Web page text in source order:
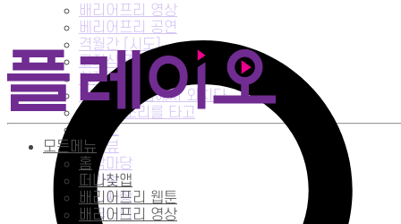
배리어프리 영상
베리어프리 공연
격월간 [시도]
고지식 갓지식
창작극장
내 맘의 중심에서 외치다
테마는 소리를 타고
종합편
인터뷰
창작마당
콜라보
공지사항
커뮤니티
모든메뉴
홈
떠나찾앱
배리어프리 웹툰
배리어프리 영상
창작극장(드라마)
Start 콘텐츠